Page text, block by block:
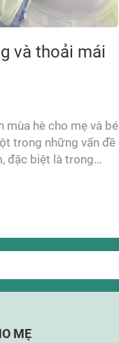
và thoải mái
mùa hè cho mẹ và bé
trong những vấn đề
đặc biệt là trong
MẸ